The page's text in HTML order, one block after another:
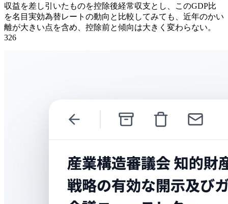
収益を差し引いたものを控除後経常収支とし、このGDP比
を名目実効為替レートの動向と比較してみても、近年のかい
離が大きい点を含め、控除前と傾向は大きく変わらない。
326